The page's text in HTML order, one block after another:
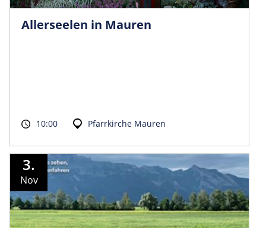
Allerseelen in Mauren
10:00 Pfarrkirche Mauren
3.
Nov